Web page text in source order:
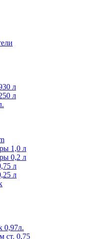
л
л
1,0 л
0,2 л
л
л
0,97л.
ст. 0,75